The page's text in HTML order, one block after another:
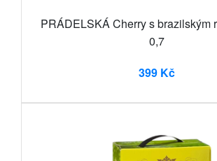
PRÁDELSKÁ Cherry s brazilským
0,7
399 Kč